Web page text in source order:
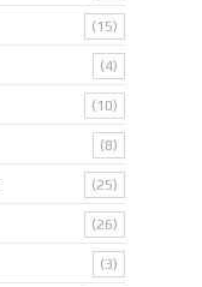
(15)
(4)
(10)
(8)
(25)
(26)
(3)